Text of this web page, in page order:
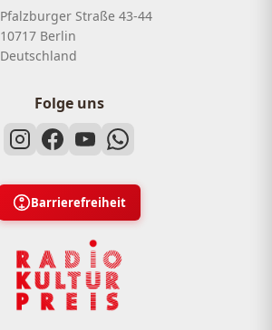
Pfalzburger Straße 43-44
10717 Berlin
Deutschland
Folge uns
Barrierefreiheit